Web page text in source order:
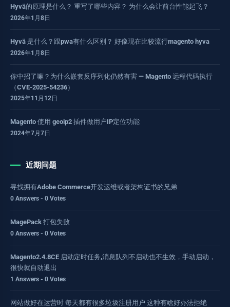
Hyvä的原理是什么？ 重写了哪些内容？ 为什么会让前台性能起飞？
2026年1月8日
Hyvä 是什么？跟pwa有什么区别？ 好像现在比较流行magento hyva
2026年1月8日
你中招了嘛？为什么嵌套反序列化仍然有害 — Magento 远程代码执行
（CVE-2025-54236）
2025年11月12日
Magento 使用 geoip2 插件做用户IP定位功能
2024年7月7日
近期问题
寻找拥有Adobe Commerce开发运维或者架构证书的兄弟
0 Answers - 0 Votes
MagePack 打包失败
0 Answers - 0 Votes
Magento2.4.8CE 启动定时任务,消息队列不启动也不生效，手动启动，
很快就自动退出
1 Answers - 0 Votes
网站做好在运营时 每天都有很多垃圾注册用户 这种有啥好办法拒绝